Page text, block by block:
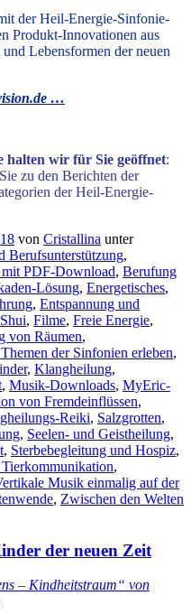
der Heil-Energie-Sinfonie-
Produkt-Innovationen aus
Lebensformen der neuen
…
wir für Sie geöffnet:
zu den Berichten der
der Heil-Energie-
von Cristallina unter
Berufsunterstützung,
PDF-Download, Berufung
Lösung, Energetisches,
, Entspannung und
, Filme, Freie Energie,
von Räumen,
der Sinfonien erleben,
, Klangheilung,
, Musik-Downloads, MyEric-
von Fremdeinflüssen,
Reiki, Salzgrotten,
, Seelen- und Geistheilung,
, Sterbebegleitung und Hospiz,
,
Musik einmalig auf der
, Zwischen den Welten
der neuen Zeit
– Kindheitstraum“ von